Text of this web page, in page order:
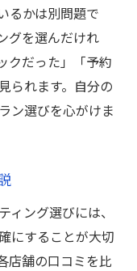
るかは別問題で
グを選んだけれ
クだった」「予約
られます。自分の
ン選びを心がけま
ング選びには、
にすることが大切
店舗の口コミを比